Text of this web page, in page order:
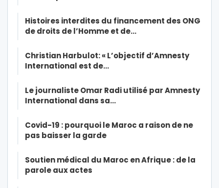
Histoires interdites du financement des ONG
de droits de l’Homme et de…
Christian Harbulot: « L’objectif d’Amnesty
International est de…
Le journaliste Omar Radi utilisé par Amnesty
International dans sa…
Covid-19 : pourquoi le Maroc a raison de ne
pas baisser la garde
Soutien médical du Maroc en Afrique : de la
parole aux actes